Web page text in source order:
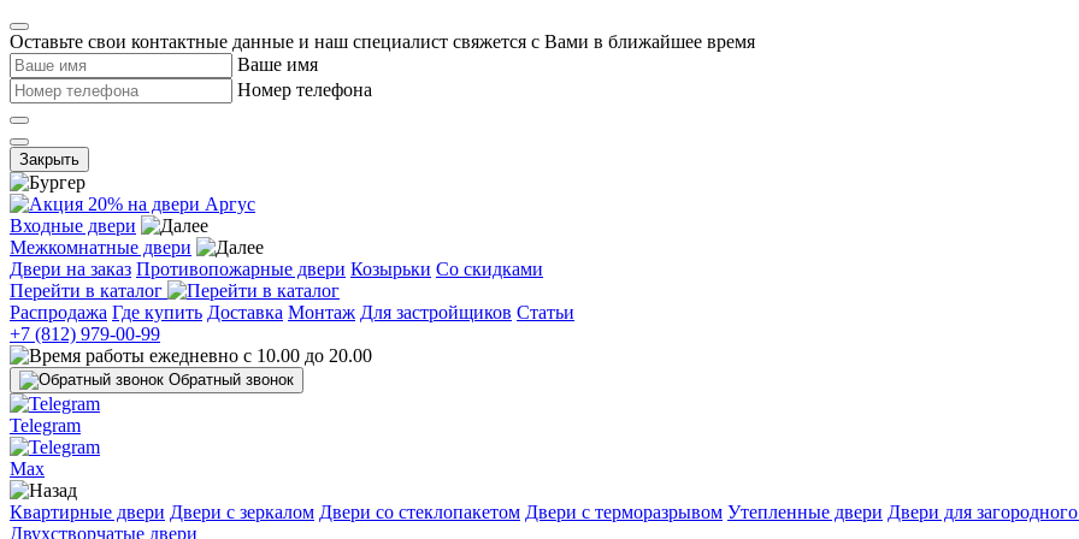
Оставьте свои контактные данные и наш специалист свяжется с Вами в ближайшее время
Ваше имя
Номер телефона
Закрыть
Входные двери
Межкомнатные двери
Двери на заказ Противопожарные двери Козырьки Со скидками
Перейти в каталог
Распродажа Где купить Доставка Монтаж Для застройщиков Статьи
+7 (812) 979-00-99
ежедневно с 10.00 до 20.00
Обратный звонок
Telegram
Max
Квартирные двери Двери с зеркалом Двери со стеклопакетом Двери с терморазрывом Утепленные двери Двери для
Двухстворчатые двери